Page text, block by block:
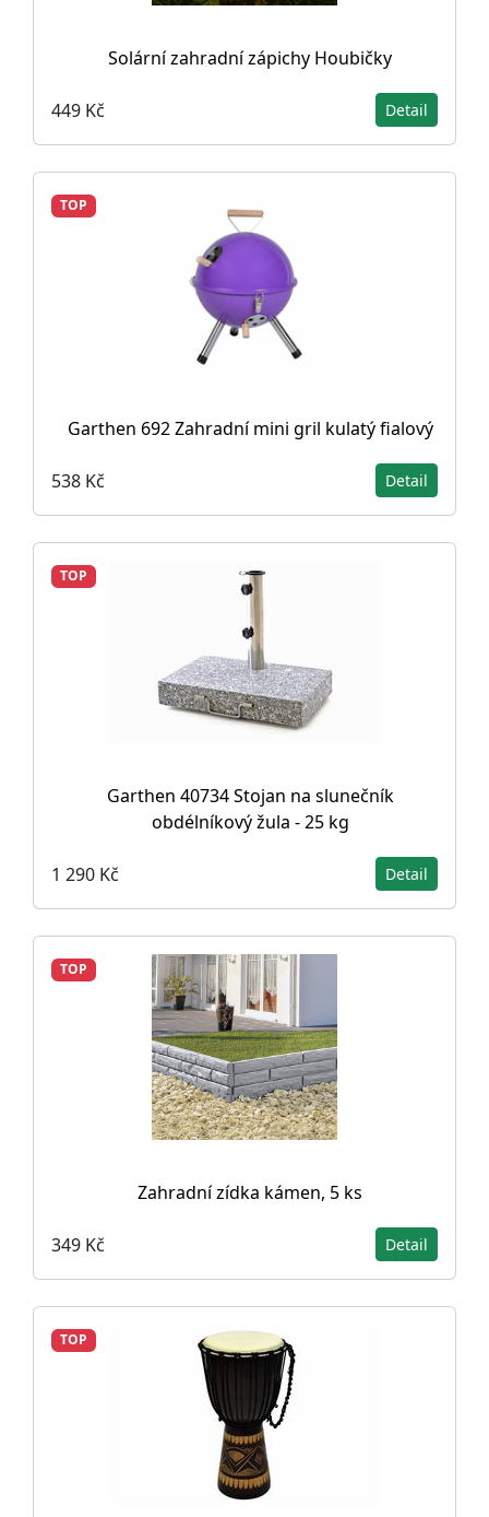
Solární zahradní zápichy Houbičky
449 Kč Detail
TOP
Garthen 692 Zahradní mini gril kulatý fialový
538 Kč Detail
TOP
Garthen 40734 Stojan na slunečník
obdélníkový žula - 25 kg
1 290 Kč Detail
TOP
Zahradní zídka kámen, 5 ks
349 Kč Detail
TOP